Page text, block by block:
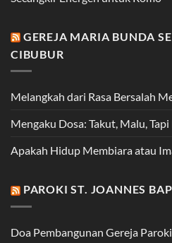
GEREJA MARIA BUNDA
CIBUBUR
Melangkah dari Rasa Bersalah
Mengaku Dosa: Takut, Malu,
Apakah Hidup Membiara atau
PAROKI ST. JOANNES
Doa Pembangunan Gereja